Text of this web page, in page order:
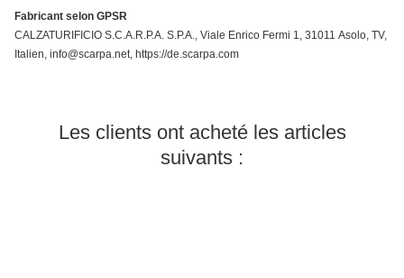
Fabricant selon GPSR
CALZATURIFICIO S.C.A.R.P.A. S.P.A., Viale Enrico Fermi 1, 31011 Asolo, TV,
Italien, info@scarpa.net, https://de.scarpa.com
Les clients ont acheté les articles
suivants :